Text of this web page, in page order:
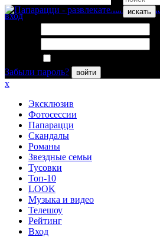
искать
вход
Забыли пароль?
войти
x
Эксклюзив
Фотосессии
Папарацци
Скандалы
Романы
Звездные семьи
Тусовки
Топ-10
LOOK
Музыка и видео
Телешоу
Рейтинг
Вход